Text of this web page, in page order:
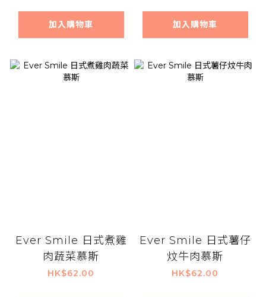
加入購物車 加入購物車
Ever Smile 日式煮雞
肉蔬菜慕斯
HK$62.00
Ever Smile 日式薯仔
炆牛肉慕斯
HK$62.00